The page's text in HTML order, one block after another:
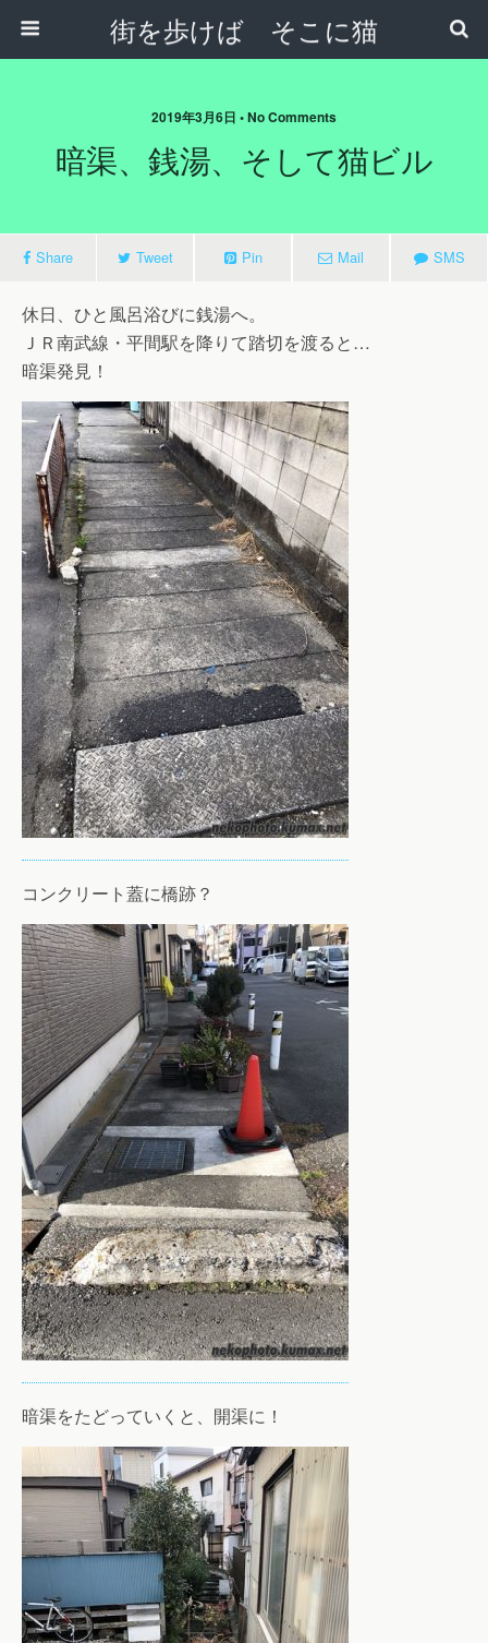
街を歩けば そこに猫
2019年3月6日 • No Comments
暗渠、銭湯、そして猫ビル
Share Tweet Pin Mail SMS
休日、ひと風呂浴びに銭湯へ。
ＪＲ南武線・平間駅を降りて踏切を渡ると…
暗渠発見！
コンクリート蓋に橋跡？
暗渠をたどっていくと、開渠に！